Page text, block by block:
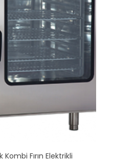
Fırın Elektrikli